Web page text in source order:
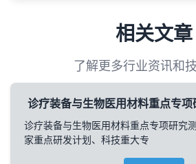
相关文章
了解更多行业资讯和
诊疗装备与生物医用材料重点专
诊疗装备与生物医用材料重点专项研究
家重点研发计划、科技重大专